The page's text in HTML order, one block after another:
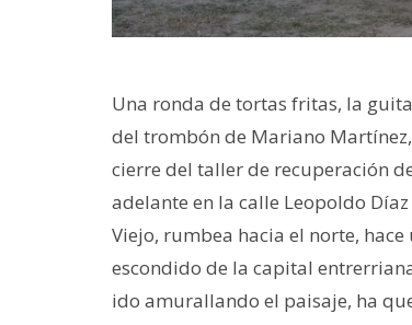
Una ronda de tortas fritas, la
del trombón de Mariano
cierre del taller de recuperación
adelante en la calle Leopoldo
Viejo, rumbea hacia el norte,
escondido de la capital
ido amurallando el paisaje, ha